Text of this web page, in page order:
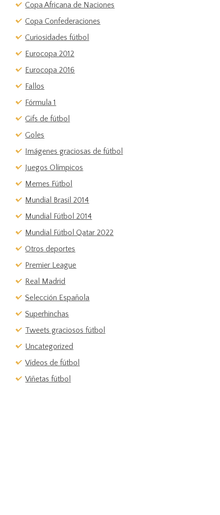
Copa Africana de Naciones
Copa Confederaciones
Curiosidades fútbol
Eurocopa 2012
Eurocopa 2016
Fallos
Fórmula 1
Gifs de fútbol
Goles
Imágenes graciosas de fútbol
Juegos Olímpicos
Memes Fútbol
Mundial Brasil 2014
Mundial Fútbol 2014
Mundial Fútbol Qatar 2022
Otros deportes
Premier League
Real Madrid
Selección Española
Superhinchas
Tweets graciosos fútbol
Uncategorized
Vídeos de fútbol
Viñetas fútbol